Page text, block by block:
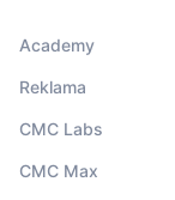
Academy
Reklama
CMC Labs
CMC Max